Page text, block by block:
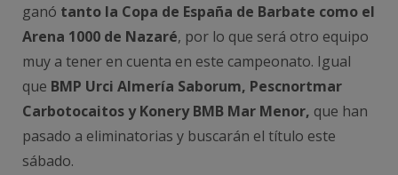
ganó tanto la Copa de España de Barbate como el
Arena 1000 de Nazaré, por lo que será otro equipo
muy a tener en cuenta en este campeonato. Igual
que BMP Urci Almería Saborum, Pescnortmar
Carbotocaitos y Konery BMB Mar Menor, que han
pasado a eliminatorias y buscarán el título este
sábado.